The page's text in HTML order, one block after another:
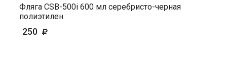
Фляга СSВ-500i 600 мл серебристо-черная
полиэтилен
250